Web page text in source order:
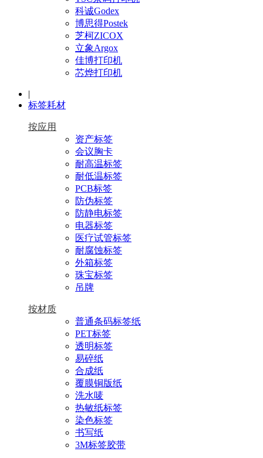
科诚Godex
博思得Postek
芝柯ZICOX
立象Argox
佳博打印机
芯烨打印机
|
标签耗材
按应用
资产标签
会议胸卡
耐高温标签
耐低温标签
PCB标签
防伪标签
防静电标签
电器标签
医疗试管标签
耐腐蚀标签
外箱标签
珠宝标签
吊牌
按材质
普通条码标签纸
PET标签
透明标签
易碎纸
合成纸
覆膜铜版纸
洗水唛
热敏纸标签
染色标签
书写纸
3M标签胶带